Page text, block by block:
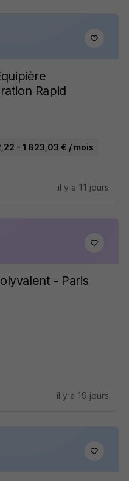
Rapid
- 1 823,03 € / mois
il y a 11 jours
- Paris
il y a 19 jours